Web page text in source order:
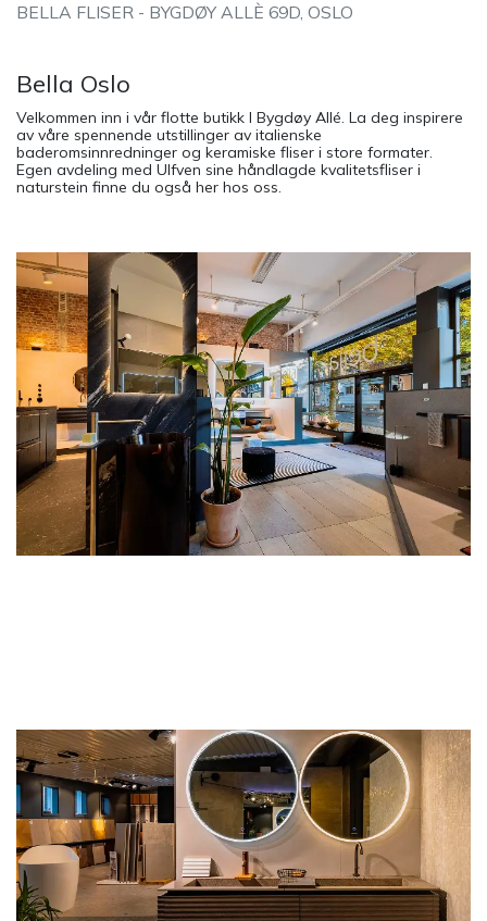
BELLA FLISER - BYGDØY ALLÈ 69D, OSLO
Bella Oslo
Velkommen inn i vår flotte butikk I Bygdøy Allé. La deg inspirere
av våre spennende utstillinger av italienske
baderomsinnredninger og keramiske fliser i store formater.
Egen avdeling med Ulfven sine håndlagde kvalitetsfliser i
naturstein finne du også her hos oss.